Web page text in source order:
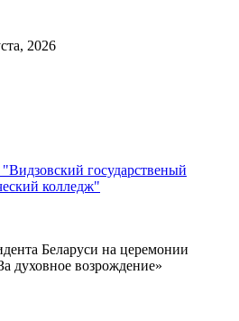
2026
государственый
колледж"
Беларуси на церемонии
духовное возрождение»